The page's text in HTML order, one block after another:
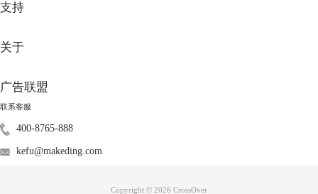
过分类列表安装更直接。
支持
关于
广告联盟
联系客服
400-8765-888
kefu@makeding.com
Copyright © 2026 CrossOver